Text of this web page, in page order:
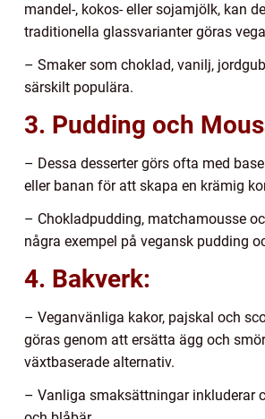
mandel-, kokos- eller sojamjölk, kan
traditionella glassvarianter göras
– Smaker som choklad, vanilj,
särskilt populära.
3. Pudding och
– Dessa desserter görs ofta med
eller banan för att skapa en krämig
– Chokladpudding, matchamousse
några exempel på vegansk pudding
4. Bakverk:
– Veganvänliga kakor, pajskal och
göras genom att ersätta ägg och
växtbaserade alternativ.
– Vanliga smaksättningar inkluderar